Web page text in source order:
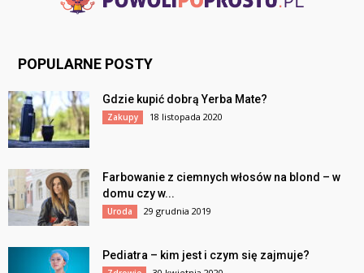
POPULARNE POSTY
Gdzie kupić dobrą Yerba Mate?
Zakupy 18 listopada 2020
Farbowanie z ciemnych włosów na blond – w
domu czy w...
Uroda 29 grudnia 2019
Pediatra – kim jest i czym się zajmuje?